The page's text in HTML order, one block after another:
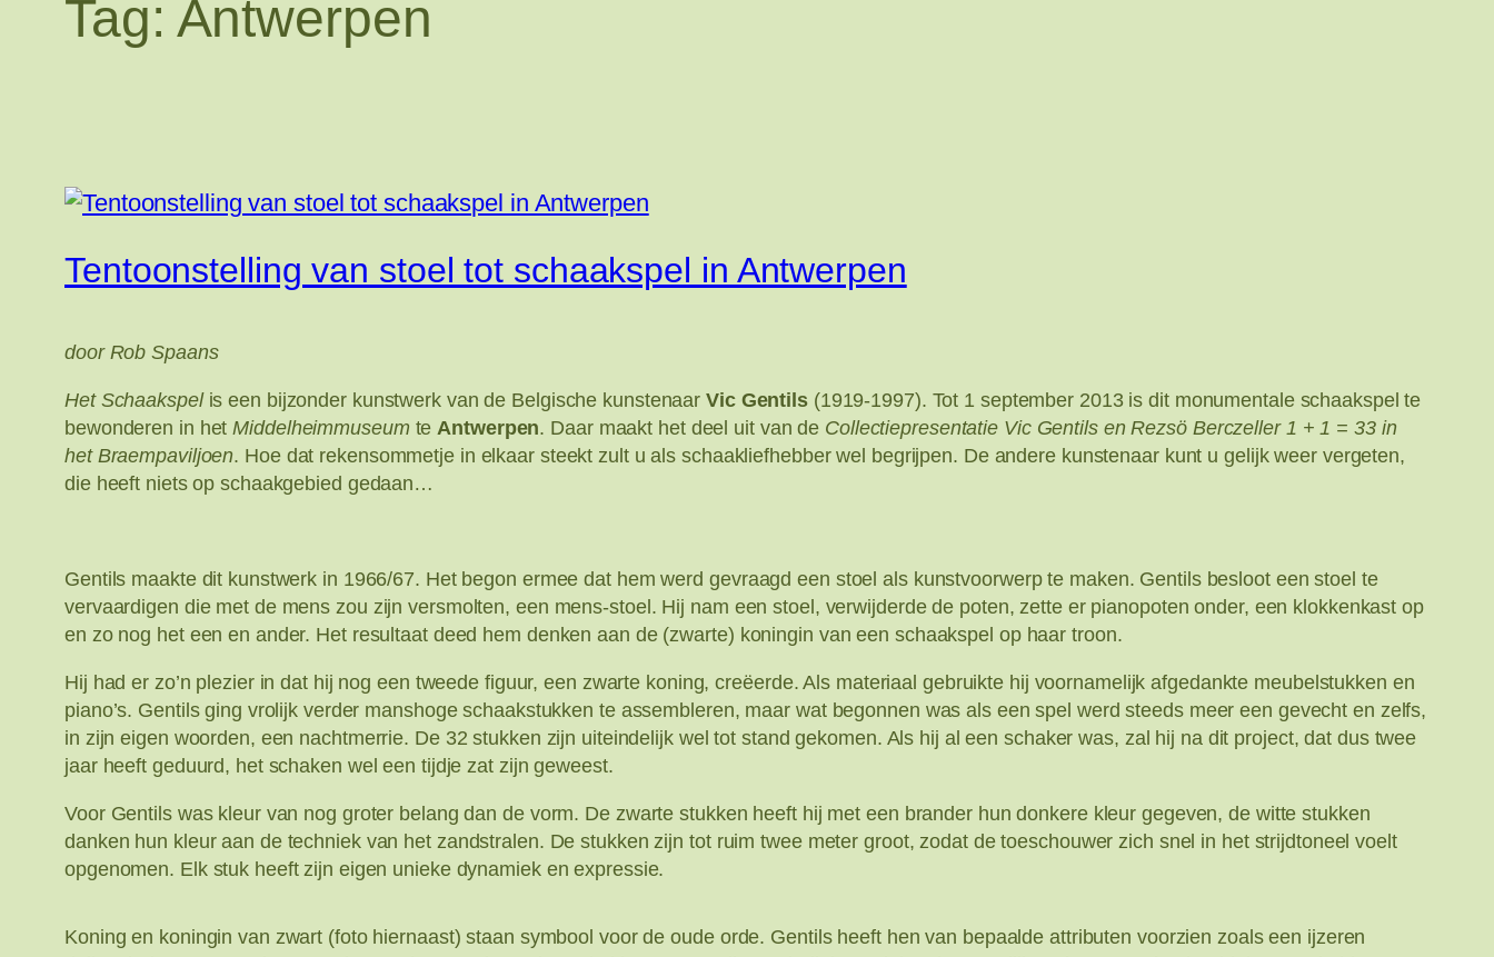
Tag: Antwerpen
Tentoonstelling van stoel tot schaakspel in Antwerpen
door Rob Spaans
Het Schaakspelis een bijzonder kunstwerk van de Belgische kunstenaarVic Gentils(1919-1997). Tot 1 september 2013 is dit monumentale schaakspel te
bewonderen in hetMiddelheimmuseum teAntwerpen. Daar maakt het deel uit van de Collectiepresentatie Vic Gentils en Rezsö Berczeller 1 + 1 = 33 in
het Braempaviljoen. Hoe dat rekensommetje in elkaar steekt zult u als schaakliefhebber wel begrijpen. De andere kunstenaar kunt u gelijk weer vergeten,
die heeft niets op schaakgebied gedaan…
Gentils maakte dit kunstwerk in 1966/67. Het begon ermee dat hem werd gevraagd een stoel als kunstvoorwerp te maken. Gentils besloot een stoel te
vervaardigen die met de mens zou zijn versmolten, een mens-stoel. Hij nam een stoel, verwijderde de poten, zette er pianopoten onder, een klokkenkast op
en zo nog het een en ander. Het resultaat deed hem denken aan de (zwarte) koningin van een schaakspel op haar troon.
Hij had er zo’n plezier in dat hij nog een tweede figuur, een zwarte koning, creëerde. Als materiaal gebruikte hij voornamelijk afgedankte meubelstukken en
piano’s. Gentils ging vrolijk verder manshoge schaakstukken te assembleren, maar wat begonnen was als een spel werd steeds meer een gevecht en zelfs,
in zijn eigen woorden, een nachtmerrie. De 32 stukken zijn uiteindelijk wel tot stand gekomen. Als hij al een schaker was, zal hij na dit project, dat dus twee
jaar heeft geduurd, het schaken wel een tijdje zat zijn geweest.
Voor Gentils was kleur van nog groter belang dan de vorm. De zwarte stukken heeft hij met een brander hun donkere kleur gegeven, de witte stukken
danken hun kleur aan de techniek van het zandstralen. De stukken zijn tot ruim twee meter groot, zodat de toeschouwer zich snel in het strijdtoneel voelt
opgenomen. Elk stuk heeft zijn eigen unieke dynamiek en expressie.
Koning en koningin van zwart (foto hiernaast) staan symbool voor de oude orde. Gentils heeft hen van bepaalde attributen voorzien zoals een ijzeren